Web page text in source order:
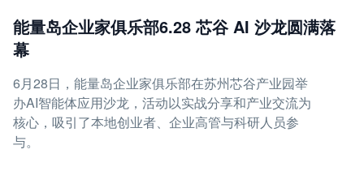
能量岛企业家俱乐部6.28 芯谷 AI 沙龙圆满落
幕
6月28日，能量岛企业家俱乐部在苏州芯谷产业园举
办AI智能体应用沙龙，活动以实战分享和产业交流为
核心，吸引了本地创业者、企业高管与科研人员参
与。